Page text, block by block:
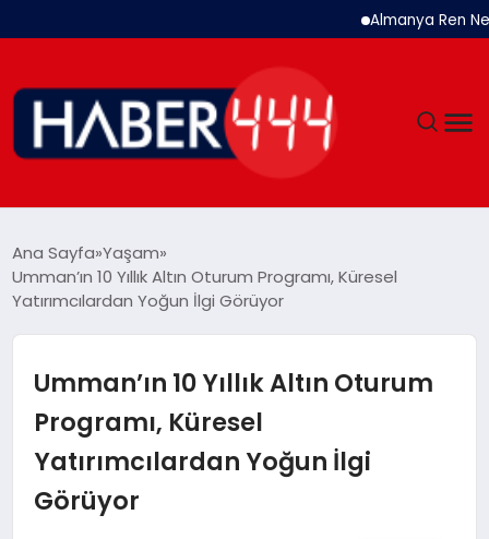
Almanya Ren
SIYASET
SPOR
TEKNOLOJI
Ana Sayfa Yaşam
Umman’ın 10 Yıllık Altın Oturum Programı, Küresel
Yatırımcılardan Yoğun İlgi Görüyor
Umman’ın 10 Yıllık Altın Oturum
Programı, Küresel
Yatırımcılardan Yoğun İlgi
Görüyor